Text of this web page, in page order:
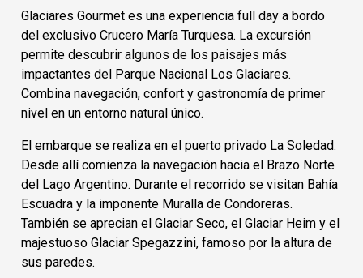
Glaciares Gourmet es una experiencia full day a bordo
del exclusivo Crucero María Turquesa. La excursión
permite descubrir algunos de los paisajes más
impactantes del Parque Nacional Los Glaciares.
Combina navegación, confort y gastronomía de primer
nivel en un entorno natural único.
El embarque se realiza en el puerto privado La Soledad.
Desde allí comienza la navegación hacia el Brazo Norte
del Lago Argentino. Durante el recorrido se visitan Bahía
Escuadra y la imponente Muralla de Condoreras.
También se aprecian el Glaciar Seco, el Glaciar Heim y el
majestuoso Glaciar Spegazzini, famoso por la altura de
sus paredes.